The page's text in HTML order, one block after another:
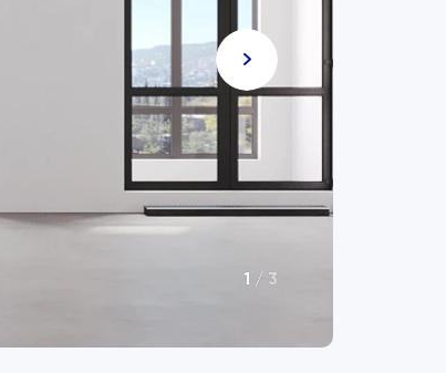
1 / 3